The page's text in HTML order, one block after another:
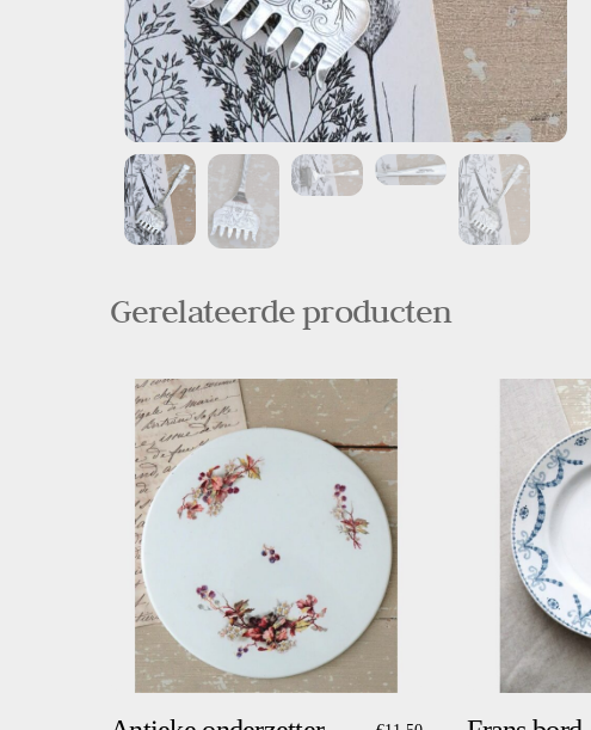
Gerelateerde producten